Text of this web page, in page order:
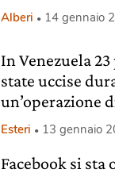
Alberi 14 gennaio
In Venezuela
state uccise
un’operazione
Esteri 13 gennaio
Facebook si sta